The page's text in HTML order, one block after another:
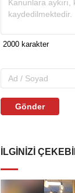
Gönder
İLGINIZI